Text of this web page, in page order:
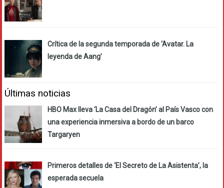
Crítica de la segunda temporada de ‘Avatar. La
leyenda de Aang’
Últimas noticias
HBO Max lleva ‘La Casa del Dragón’ al País Vasco con
una experiencia inmersiva a bordo de un barco
Targaryen
Primeros detalles de ‘El Secreto de La Asistenta’, la
esperada secuela